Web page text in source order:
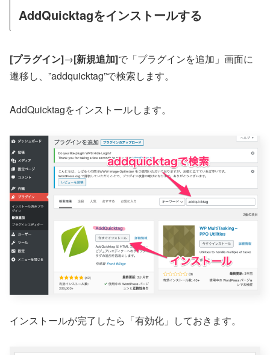
AddQuicktagをインストールする
[プラグイン]→[新規追加]で「プラグインを追加」画面に
遷移し、”addquicktag”で検索します。
AddQuicktagをインストールします。
インストールが完了したら「有効化」しておきます。